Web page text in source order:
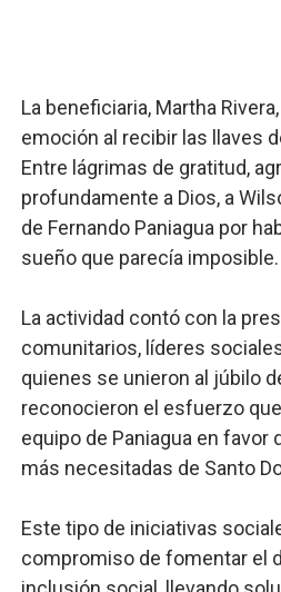
La beneficiaria, Martha
emoción al recibir las llaves
Entre lágrimas de gratitud,
profundamente a Dios, a
de Fernando Paniagua por
sueño que parecía imposible.
La actividad contó con la
comunitarios, líderes
quienes se unieron al júbilo
reconocieron el esfuerzo
equipo de Paniagua en favor
más necesitadas de Santo
Este tipo de iniciativas
compromiso de fomentar el